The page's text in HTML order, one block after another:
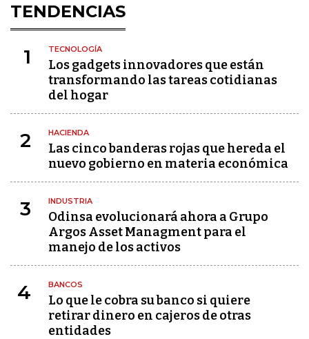
TENDENCIAS
1 TECNOLOGÍA
Los gadgets innovadores que están
transformando las tareas cotidianas
del hogar
2 HACIENDA
Las cinco banderas rojas que hereda el
nuevo gobierno en materia económica
3 INDUSTRIA
Odinsa evolucionará ahora a Grupo
Argos Asset Managment para el
manejo de los activos
4 BANCOS
Lo que le cobra su banco si quiere
retirar dinero en cajeros de otras
entidades